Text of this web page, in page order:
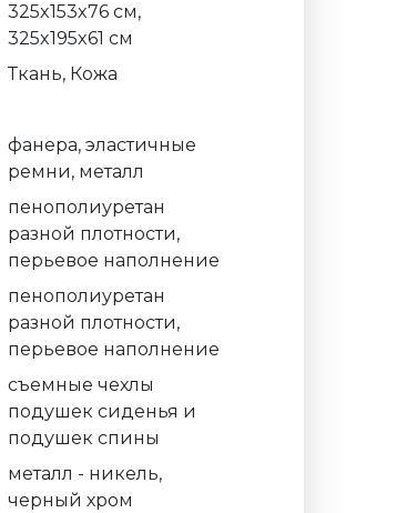
325x153x76 см,
325x195x61 см
Ткань, Кожа
фанера, эластичные
ремни, металл
пенополиуретан
разной плотности,
перьевое наполнение
пенополиуретан
разной плотности,
перьевое наполнение
съемные чехлы
подушек сиденья и
подушек спины
металл - никель,
черный хром